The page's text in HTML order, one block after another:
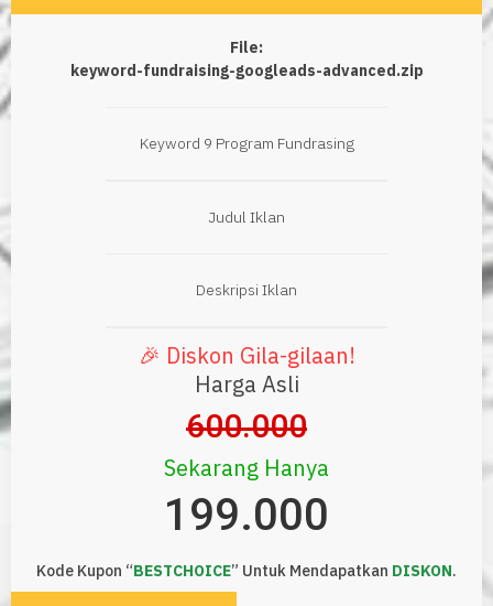
File:
keyword-fundraising-googleads-advanced.zip
Keyword 9 Program Fundrasing
Judul Iklan
Deskripsi Iklan
🎉 Diskon Gila-gilaan!
Harga Asli
600.000
Sekarang Hanya
199.000
Kode Kupon “BESTCHOICE” Untuk Mendapatkan DISKON.